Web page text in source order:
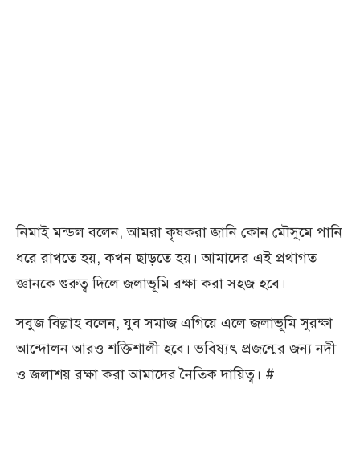
নিমাই মন্ডল বলেন, আমরা কৃষকরা জানি কোন মৌসুমে পানি
ধরে রাখতে হয়, কখন ছাড়তে হয়। আমাদের এই প্রথাগত
জ্ঞানকে গুরুত্ব দিলে জলাভূমি রক্ষা করা সহজ হবে।
সবুজ বিল্লাহ বলেন, যুব সমাজ এগিয়ে এলে জলাভূমি সুরক্ষা
আন্দোলন আরও শক্তিশালী হবে। ভবিষ্যৎ প্রজন্মের জন্য নদী
ও জলাশয় রক্ষা করা আমাদের নৈতিক দায়িত্ব। #